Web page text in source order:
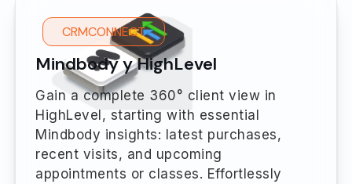
CRMCONNECT
Mindbody y HighLevel
Gain a complete 360° client view in
HighLevel, starting with essential
Mindbody insights: latest purchases,
recent visits, and upcoming
appointments or classes. Effortlessly